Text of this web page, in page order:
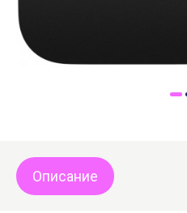
Описание